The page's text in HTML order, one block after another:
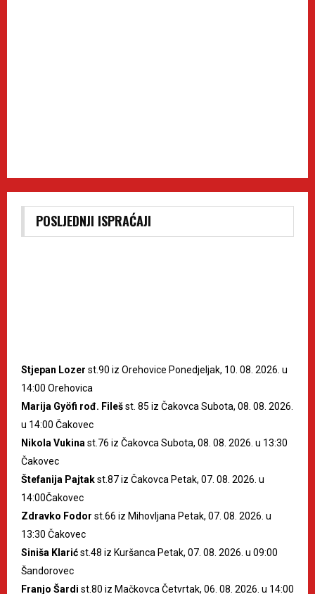
POSLJEDNJI ISPRAĆAJI
Stjepan Lozer st.90 iz Orehovice Ponedjeljak, 10. 08. 2026. u
14:00 Orehovica
Marija Gyöfi rođ. Filešst. 85 iz Čakovca Subota, 08. 08. 2026.
u 14:00 Čakovec
Nikola Vukina st.76 iz Čakovca Subota, 08. 08. 2026. u 13:30
Čakovec
Štefanija Pajtakst.87 iz Čakovca Petak, 07. 08. 2026. u
14:00Čakovec
Zdravko Fodor st.66 iz Mihovljana Petak, 07. 08. 2026. u
13:30 Čakovec
Siniša Klarićst.48 iz Kuršanca Petak, 07. 08. 2026. u 09:00
Šandorovec
Franjo Šardi st.80 iz Mačkovca Četvrtak, 06. 08. 2026. u 14:00